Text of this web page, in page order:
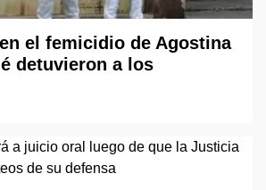
el femicidio de Agostina
detuvieron a los